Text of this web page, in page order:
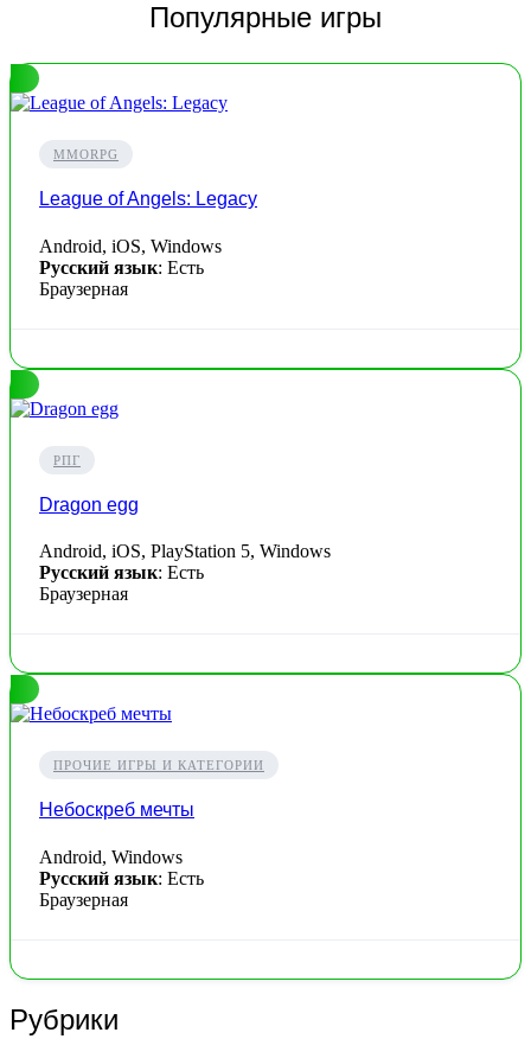
Популярные игры
MMORPG
League of Angels: Legacy
Android, iOS, Windows
Русский язык: Есть
Браузерная
РПГ
Dragon egg
Android, iOS, PlayStation 5, Windows
Русский язык: Есть
Браузерная
ПРОЧИЕ ИГРЫ И КАТЕГОРИИ
Небоскреб мечты
Android, Windows
Русский язык: Есть
Браузерная
Рубрики